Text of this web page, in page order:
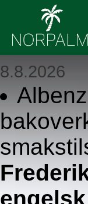
8.8.2026